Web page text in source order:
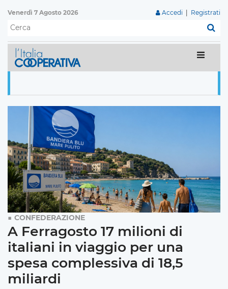
Venerdì 7 Agosto 2026 Accedi Registrati
CONFEDERAZIONE
A Ferragosto 17 milioni di
italiani in viaggio per una
spesa complessiva di 18,5
miliardi